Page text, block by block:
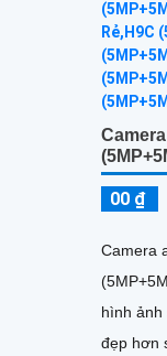
00 ₫
Camera
hình ảnh
đẹp hơn